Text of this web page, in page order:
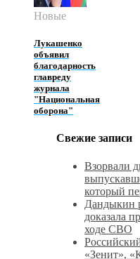
Новые
Лукашенко
объявил
благодарность
главреду
журнала
"Национальная
оборона"
Свежие записи
Взорвали
который
Дандыкин
доказала
ходе СВО
«Зенит»,